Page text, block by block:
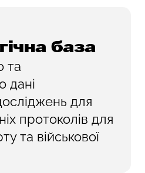
база
та
дані
для
протоколів для
та військової